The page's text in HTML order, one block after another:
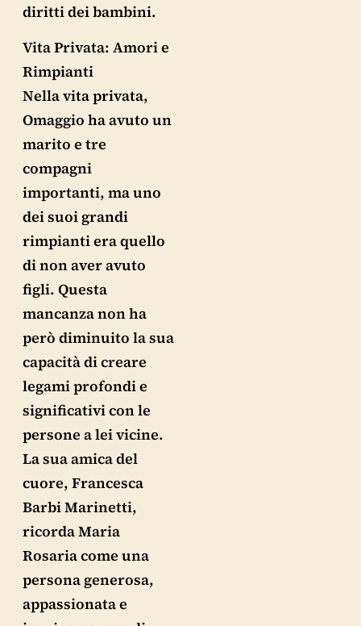
diritti dei bambini.
Vita Privata: Amori e
Rimpianti
Nella vita privata,
Omaggio ha avuto un
marito e tre
compagni
importanti, ma uno
dei suoi grandi
rimpianti era quello
di non aver avuto
figli. Questa
mancanza non ha
però diminuito la sua
capacità di creare
legami profondi e
significativi con le
persone a lei vicine.
La sua amica del
cuore, Francesca
Barbi Marinetti,
ricorda Maria
Rosaria come una
persona generosa,
appassionata e